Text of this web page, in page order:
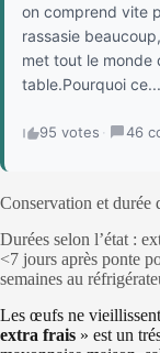
on comprend vite
rassasie
met tout le monde
table.Pourquoi ce...
95 votes · 46
Conservation et durée
Durées selon l’état :
<7 jours après ponte
semaines au
Les œufs ne
extra frais » est un